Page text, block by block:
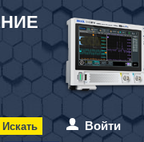
Войти